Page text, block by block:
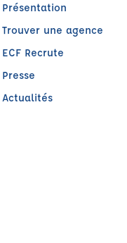
Présentation
Trouver une agence
ECF Recrute
Presse
Actualités